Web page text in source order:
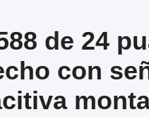
de 24
con